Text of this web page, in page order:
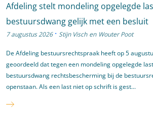
Afdeling stelt mondeling opgelegde
bestuursdwang gelijk met een besluit
7 augustus 2026 · Stijn Visch en Wouter Poot
De Afdeling bestuursrechtspraak heeft op 5
geoordeeld dat tegen een mondeling opgelegde
bestuursdwang rechtsbescherming bij de
openstaan. Als een last niet op schrift is gest...